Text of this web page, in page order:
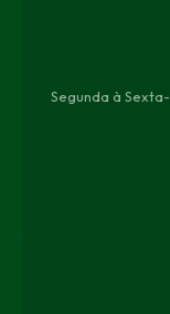
Segunda à